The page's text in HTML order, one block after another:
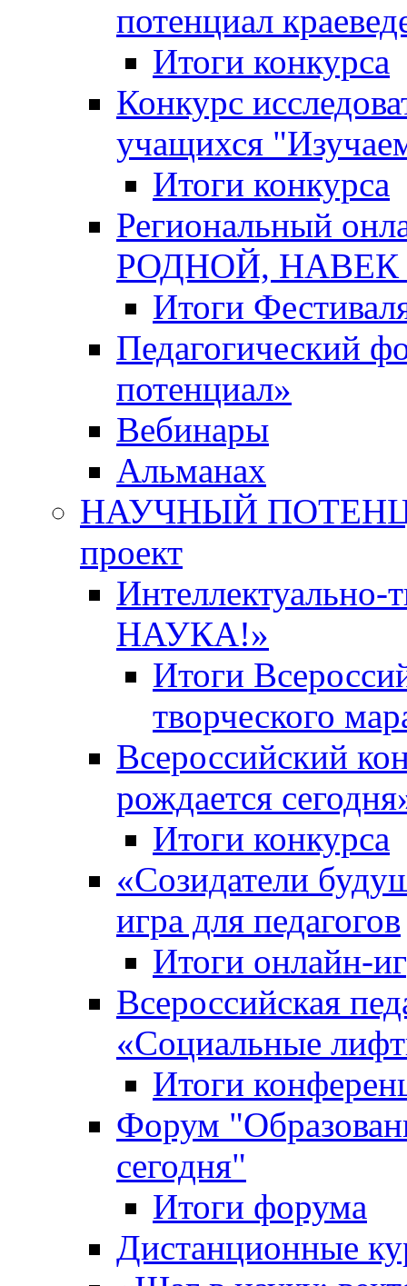
потенциал
Итоги конкурса
Конкурс
учащихся
Итоги конкурса
Региональный
РОДНОЙ,
Итоги
Педагогический
потенциал»
Вебинары
Альманах
НАУЧНЫЙ
проект
НАУКА!»
Итоги
творческого
Всероссийский
рождается
Итоги конкурса
«Cозидатели
игра для педагогов
Итоги онлайн-
Всероссийская
«Cоциальные
Итоги
Форум
сегодня"
Итоги форума
Дистанционные